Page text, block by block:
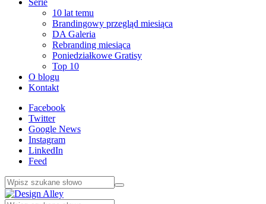
Serie
10 lat temu
Brandingowy przegląd miesiąca
DA Galeria
Rebranding miesiąca
Poniedziałkowe Gratisy
Top 10
O blogu
Kontakt
Facebook
Twitter
Google News
Instagram
LinkedIn
Feed